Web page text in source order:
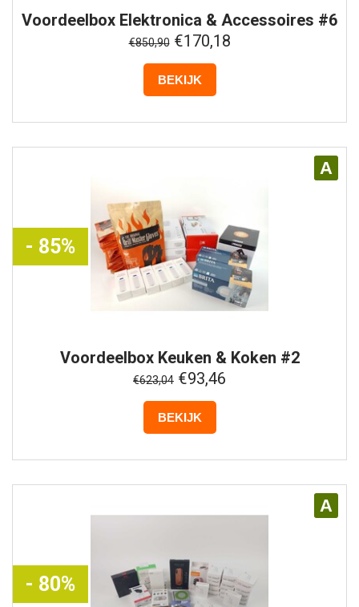
Voordeelbox Elektronica & Accessoires #6
€850,90€170,18
BEKIJK
A
- 85%
VoordeelboxKeuken & Koken #2
€623,04 €93,46
BEKIJK
A
- 80%